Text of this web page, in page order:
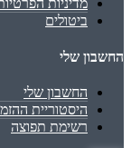
מדיניות
ביטולים
החשבון שלי
החשבון שלי
היסטוריית
רשימת תפוצה